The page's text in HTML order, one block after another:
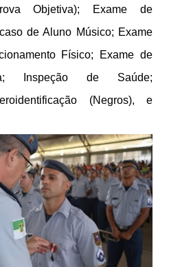
Objetiva); Exame de
de Aluno Músico; Exame
Físico; Exame de
Inspeção de Saúde;
(Negros), e